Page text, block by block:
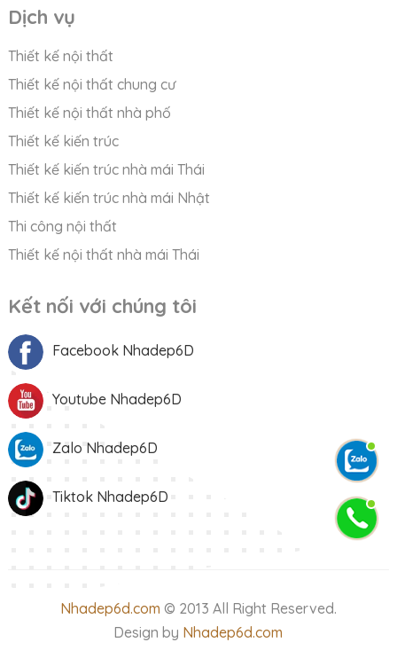
Dịch vụ
Thiết kế nội thất
Thiết kế nội thất chung cư
Thiết kế nội thất nhà phố
Thiết kế kiến trúc
Thiết kế kiến trúc nhà mái Thái
Thiết kế kiến trúc nhà mái Nhật
Thi công nội thất
Thiết kế nội thất nhà mái Thái
Kết nối với chúng tôi
Facebook Nhadep6D
Youtube Nhadep6D
Zalo Nhadep6D
Tiktok Nhadep6D
Nhadep6d.com © 2013 All Right Reserved.
Design by Nhadep6d.com